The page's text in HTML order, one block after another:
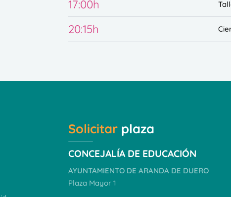
17:00h
20:15h
Solicitarplaza
CONCEJALÍA DE EDUCACIÓN
AYUNTAMIENTO DE ARANDA DE DUERO
Plaza Mayor 1